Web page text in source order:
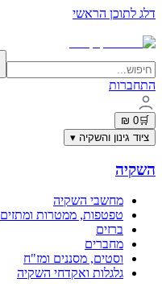
דלג לתוכן הראשי
התחברות
🛒
0 ₪
ציוד גינון והשקיה ▾
השקיה
מחשבי השקיה
טפטפות, ממטרות ומתזים
ברזים
מחברים
וסטים, מסננים ומז"ח
גלגלות ואקדחי השקיה